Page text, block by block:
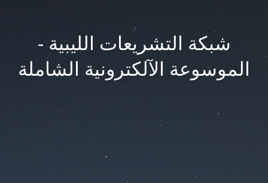
شبكة التشريعات الليبية -
الموسوعة الآلكترونية الشاملة